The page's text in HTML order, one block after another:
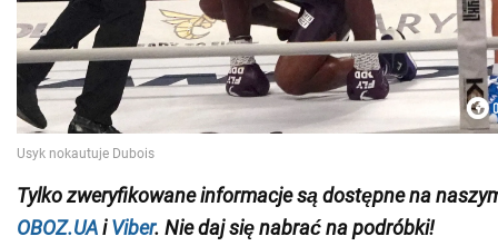
Tylkozweryfikowane informacje są dostępne na
OBOZ.UAiViber. Nie daj się nabrać na podróbki!